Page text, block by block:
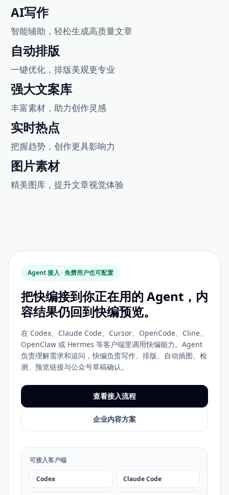
AI写作
智能辅助，轻松生成高质量文章
自动排版
一键优化，排版美观更专业
强大文案库
丰富素材，助力创作灵感
实时热点
把握趋势，创作更具影响力
图片素材
精美图库，提升文章视觉体验
Agent 接入 · 免费用户也可配置
把快编接到你正在用的 Agent，内
容结果仍回到快编预览。
在 Codex、Claude Code、Cursor、OpenCode、Cline、
OpenClaw 或 Hermes 等客户端里调用快编能力。Agent
负责理解需求和追问，快编负责写作、排版、自动插图、检
测、预览链接与公众号草稿确认。
查看接入流程
企业内容方案
可接入客户端
Codex Claude Code